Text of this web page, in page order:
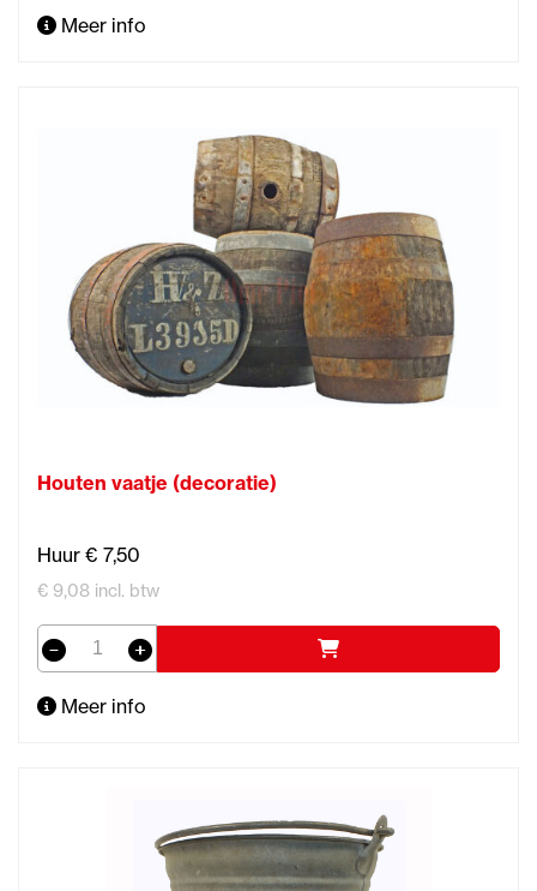
Meer info
Houten vaatje (decoratie)
Huur € 7,50
€ 9,08 incl. btw
Meer info